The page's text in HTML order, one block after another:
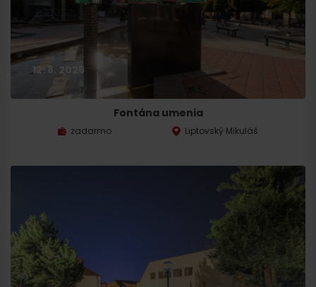
12. 8. 2026
Fontána umenia
zadarmo Liptovský Mikuláš